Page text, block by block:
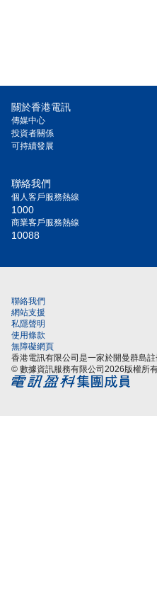
關於香港電訊
傳媒中心
投資者關係
可持續發展
聯絡我們
個人客戶服務熱線
1000
商業客戶服務熱線
10088
聯絡我們
網站支援
私隱聲明
使用條款
無障礙網頁
香港電訊有限公司是一家於開曼群島註
© 數據資訊服務有限公司2026版權所